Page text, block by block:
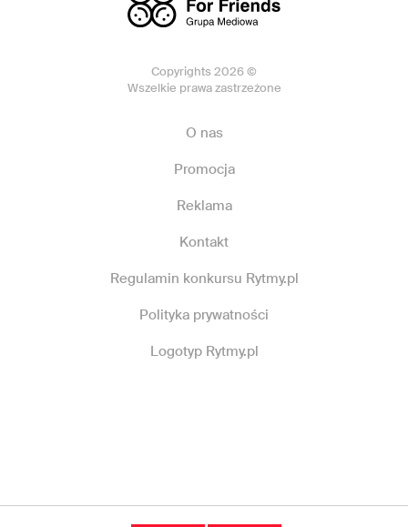
Copyrights 2026 ©
Wszelkie prawa zastrzeżone
O nas
Promocja
Reklama
Kontakt
Regulamin konkursu Rytmy.pl
Polityka prywatności
Logotyp Rytmy.pl